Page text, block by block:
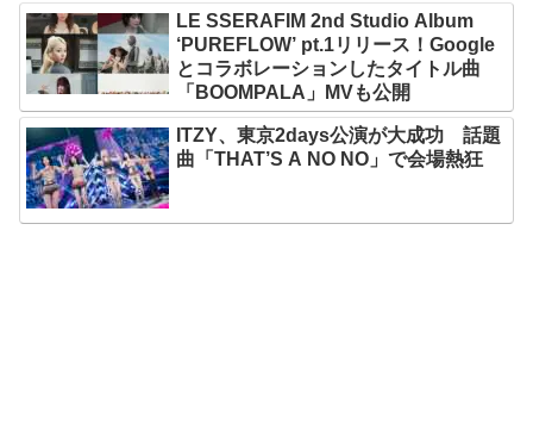
LE SSERAFIM 2nd Studio Album
‘PUREFLOW’ pt.1リリース！Google
とコラボレーションしたタイトル曲
「BOOMPALA」MVも公開
ITZY、東京2days公演が大成功 話題
曲「THAT’S A NO NO」で会場熱狂